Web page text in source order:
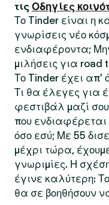
τις Οδηγίες
Το Tinder είναι η
γνωρίσεις νέο
ενδιαφέροντα;
μιλήσεις για road
Το Tinder έχει απ'
Τι θα έλεγες για
φεστιβάλ μαζί
που
όσο εσύ; Με 55
μέχρι τώρα,
γνωριμίες. Η
έγινε καλύτερη:
θα σε βοηθήσουν